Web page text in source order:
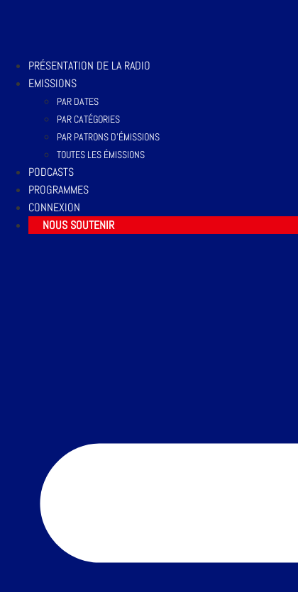
PRÉSENTATION DE LA RADIO
EMISSIONS
PAR DATES
PAR CATÉGORIES
PAR PATRONS D’ÉMISSIONS
TOUTES LES ÉMISSIONS
PODCASTS
PROGRAMMES
CONNEXION
NOUS SOUTENIR